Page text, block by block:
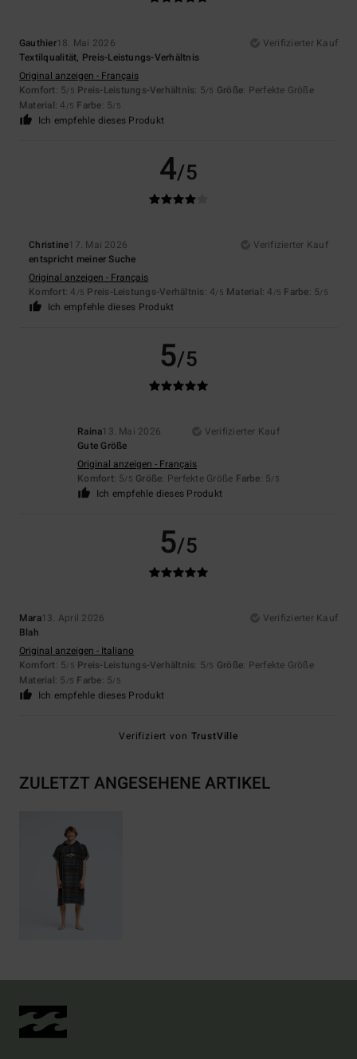
Gauthier18. Mai 2026
Verifizierter Kauf
Textilqualität, Preis-Leistungs-Verhältnis
Original anzeigen - Français
Komfort: 5/5 Preis-Leistungs-Verhältnis: 5/5 Größe: Perfekte Größe
Material: 4 /5 Farbe: 5/5
Ich empfehle dieses Produkt
4/5
Christine17. Mai 2026
Verifizierter Kauf
entspricht meiner Suche
Original anzeigen - Français
Komfort: 4 /5 Preis-Leistungs-Verhältnis: 4/5 Material: 4 /5 Farbe: 5/5
Ich empfehle dieses Produkt
5/5
Raina13. Mai 2026
Verifizierter Kauf
Gute Größe
Original anzeigen - Français
Komfort: 5/5 Größe: Perfekte Größe Farbe: 5/5
Ich empfehle dieses Produkt
5/5
Mara13. April 2026
Verifizierter Kauf
Blah
Original anzeigen - Italiano
Komfort: 5/5 Preis-Leistungs-Verhältnis: 5/5 Größe: Perfekte Größe
Material: 5 /5 Farbe: 5/5
Ich empfehle dieses Produkt
Verifiziert von TrustVille
ZULETZT ANGESEHENE ARTIKEL